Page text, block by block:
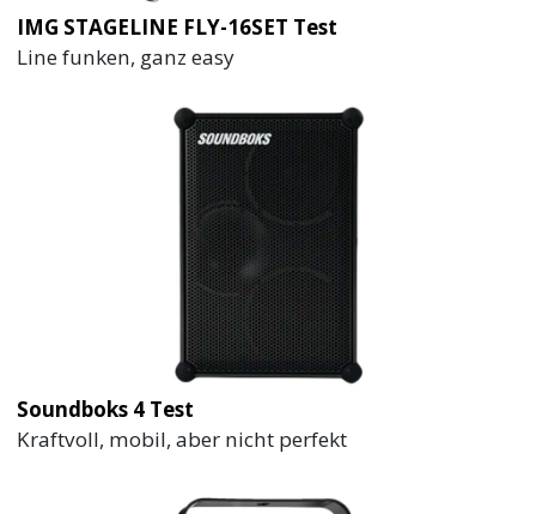
IMG STAGELINE FLY-16SET Test
Line funken, ganz easy
Soundboks 4 Test
Kraftvoll, mobil, aber nicht perfekt